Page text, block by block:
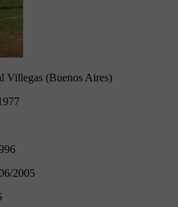
Villegas (Buenos Aires)
2005